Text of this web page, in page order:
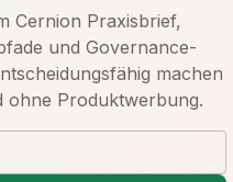
Cernion Praxisbrief,
und Governance-
machen
ohne Produktwerbung.